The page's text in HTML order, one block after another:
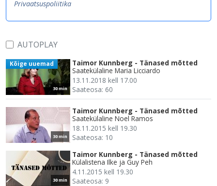
Privaatsuspoliitika
AUTOPLAY
30 min
Kõige uuemad
Taimor Kunnberg - Tänased mõtted
Saatekülaline Maria Licciardo
13.11.2018 kell 17.00
Saateosa: 60
30 min
Taimor Kunnberg - Tänased mõtted
Saatekülaline Noel Ramos
18.11.2015 kell 19.30
Saateosa: 10
30 min
Taimor Kunnberg - Tänased mõtted
Külalistena Ilke ja Guy Peh
4.11.2015 kell 19.30
Saateosa: 9